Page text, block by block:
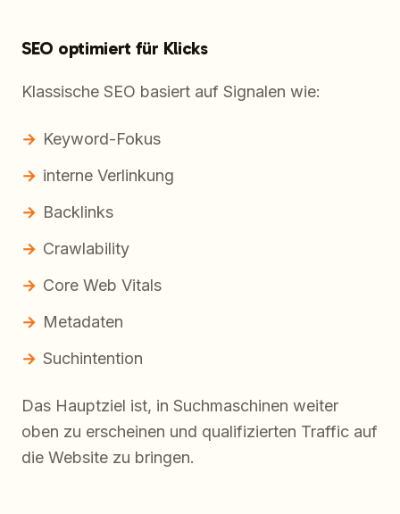
SEO optimiert für Klicks
Klassische SEO basiert auf Signalen wie:
Keyword-Fokus
interne Verlinkung
Backlinks
Crawlability
Core Web Vitals
Metadaten
Suchintention
Das Hauptziel ist, in Suchmaschinen weiter
oben zu erscheinen und qualifizierten Traffic auf
die Website zu bringen.